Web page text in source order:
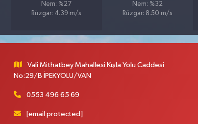
Nem: %27
Rüzgar: 4.39 m/s
Nem: %32
Rüzgar: 8.50 m/s
Vali Mithatbey Mahallesi Kışla Yolu Caddesi
No:29/B İPEKYOLU/VAN
0553 496 65 69
[email protected]